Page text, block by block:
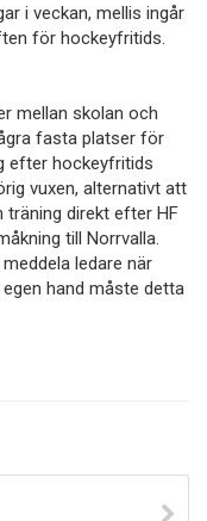
i veckan, mellis ingår
för hockeyfritids.
mellan skolan och
fasta platser för
efter hockeyfritids
vuxen, alternativt att
träning direkt efter HF
till Norrvalla.
ledare när
hand måste detta